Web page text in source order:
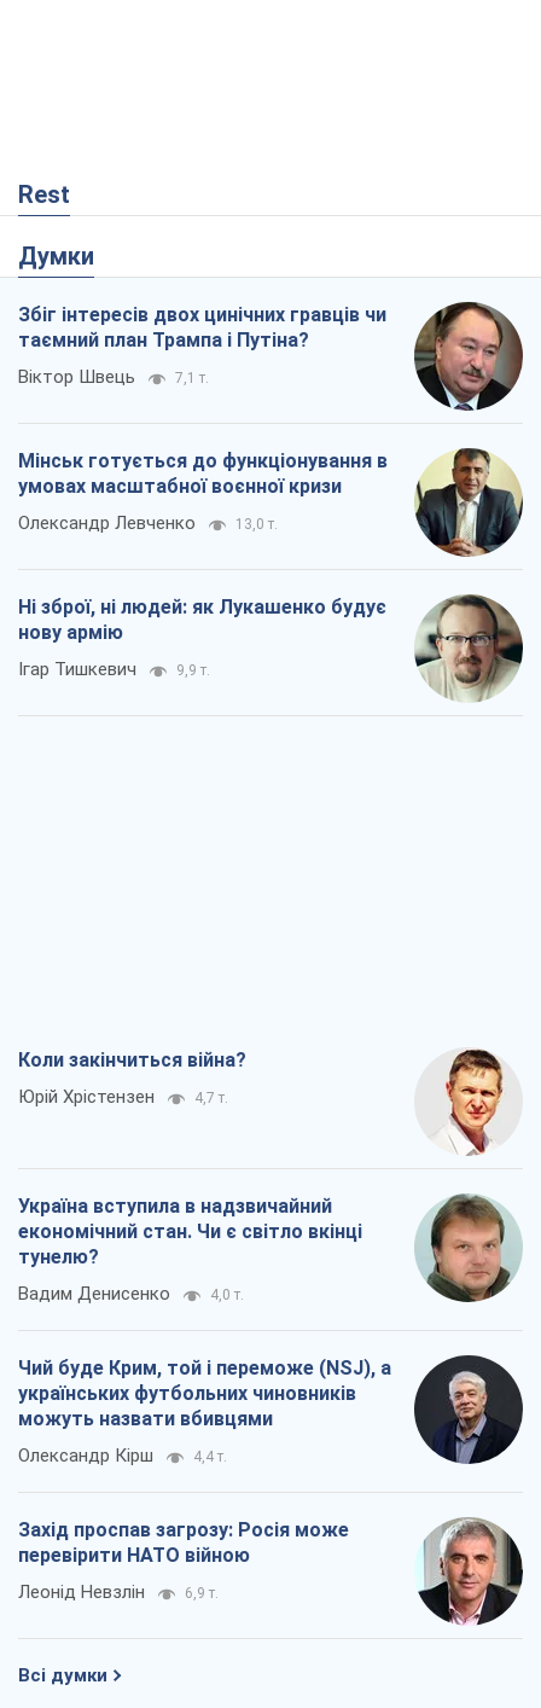
Rest
Думки
Збіг інтересів двох цинічних гравців чи
таємний план Трампа і Путіна?
Віктор Швець 7,1 т.
Мінськ готується до функціонування в
умовах масштабної воєнної кризи
Олександр Левченко 13,0 т.
Ні зброї, ні людей: як Лукашенко будує
нову армію
Ігар Тишкевич 9,9 т.
Коли закінчиться війна?
Юрій Хрістензен 4,7 т.
Україна вступила в надзвичайний
економічний стан. Чи є світло вкінці
тунелю?
Вадим Денисенко 4,0 т.
Чий буде Крим, той і переможе (NSJ), а
українських футбольних чиновників
можуть назвати вбивцями
Олександр Кірш 4,4 т.
Захід проспав загрозу: Росія може
перевірити НАТО війною
Леонід Невзлін 6,9 т.
Всі думки